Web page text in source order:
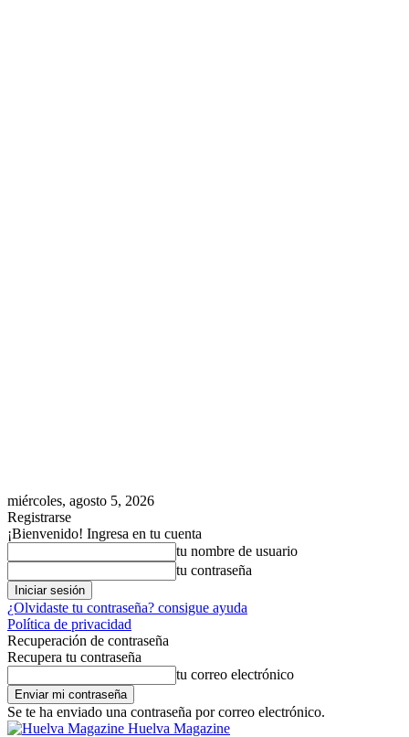
miércoles, agosto 5, 2026
Registrarse
¡Bienvenido! Ingresa en tu cuenta
tu nombre de usuario
tu contraseña
¿Olvidaste tu contraseña? consigue ayuda
Política de privacidad
Recuperación de contraseña
Recupera tu contraseña
tu correo electrónico
Se te ha enviado una contraseña por correo electrónico.
Huelva Magazine